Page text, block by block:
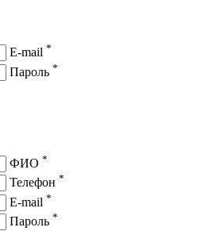
E-mail *
Пароль *
ФИО *
Телефон *
E-mail *
Пароль *